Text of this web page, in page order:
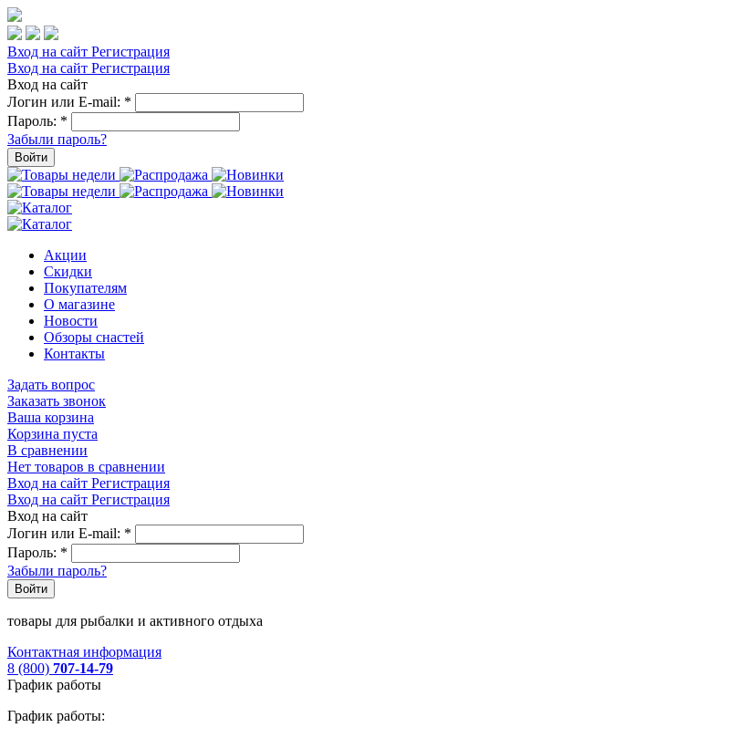
Вход на сайт Регистрация
Вход на сайт Регистрация
Вход на сайт
Логин или E-mail: *
Пароль: *
Забыли пароль?
Войти
Акции
Скидки
Покупателям
О магазине
Новости
Обзоры снастей
Контакты
Задать вопрос
Заказать звонок
Ваша корзина
Корзина пуста
В сравнении
Нет товаров в сравнении
Вход на сайт Регистрация
Вход на сайт Регистрация
Вход на сайт
Логин или E-mail: *
Пароль: *
Забыли пароль?
Войти
товары для рыбалки и активного отдыха
Контактная информация
8 (800) 707-14-79
График работы
График работы: